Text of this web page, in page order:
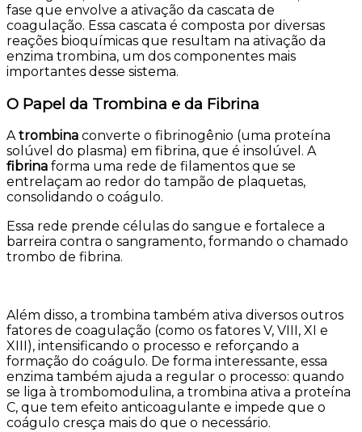
fase que envolve a ativação da cascata de
coagulação. Essa cascata é composta por diversas
reações bioquímicas que resultam na ativação da
enzima trombina, um dos componentes mais
importantes desse sistema.
O Papel da Trombina e da Fibrina
Atrombina converte o fibrinogênio (uma proteína
solúvel do plasma) em fibrina, que é insolúvel. A
fibrina forma uma rede de filamentos que se
entrelaçam ao redor do tampão de plaquetas,
consolidando o coágulo.
Essa rede prende células do sangue e fortalece a
barreira contra o sangramento, formando o chamado
trombo de fibrina.
Além disso, a trombina também ativa diversos outros
fatores de coagulação (como os fatores V, VIII, XI e
XIII), intensificando o processo e reforçando a
formação do coágulo. De forma interessante, essa
enzima também ajuda a regular o processo: quando
se liga à trombomodulina, a trombina ativa a proteína
C, que tem efeito anticoagulante e impede que o
coágulo cresça mais do que o necessário.